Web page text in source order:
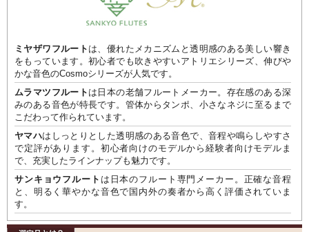
ミヤザワフルート は、優れたメカニズムと透明感のある美しい響き
をもっています。初心者でも吹きやすいアトリエシリーズ、伸びや
かな音色のCosmoシリーズが人気です。
ムラマツフルート は日本の老舗フルートメーカー。存在感のある深
みのある音色が特長です。管体からタンポ、小さなネジに至るまで
こだわって作られています。
ヤマハはしっとりとした透明感のある音色で、音程や鳴らしやすさ
で定評があります。初心者向けのモデルから経験者向けモデルま
で、充実したラインナップも魅力です。
サンキョウフルート は日本のフルート専門メーカー。正確な音程
と、明るく華やかな音色で国内外の奏者から高く評価されていま
す。